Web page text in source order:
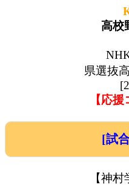
高校
県選抜
【応援
[試
【神村